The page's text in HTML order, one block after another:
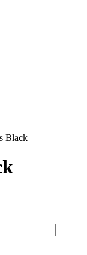
Black